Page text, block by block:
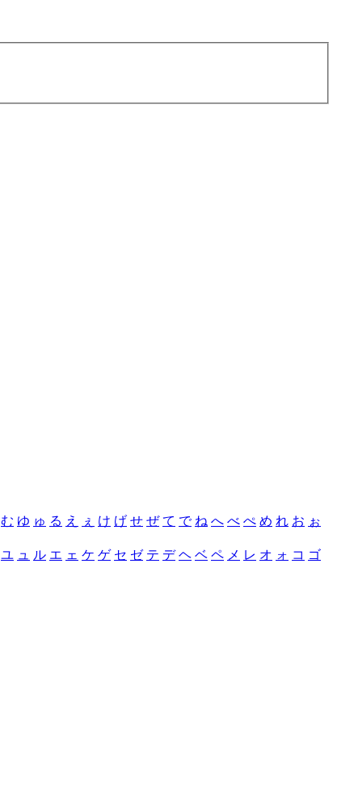
む ゆ ゅ る え ぇ け げ せ ぜ て で ね へ べ ぺ め れ お ぉ
ユ ュ ル エ ェ ケ ゲ セ ゼ テ デ ヘ ベ ペ メ レ オ ォ コ ゴ